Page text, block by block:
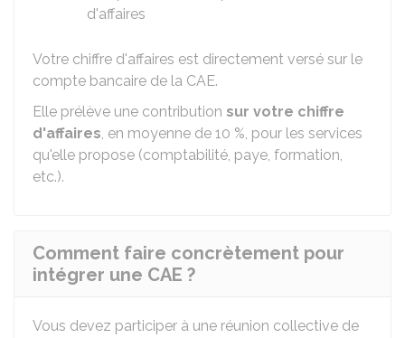
d'affaires
Votre chiffre d'affaires est directement versé sur le
compte bancaire de la CAE.
Elle prélève une contribution sur votre chiffre
d'affaires, en moyenne de 10 %, pour les services
qu'elle propose (comptabilité, paye, formation,
etc.).
Comment faire concrètement pour
intégrer une CAE ?
Vous devez participer à une réunion collective de